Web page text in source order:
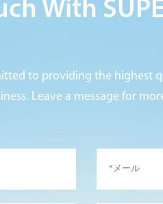
With
to providing the
Leave a message for